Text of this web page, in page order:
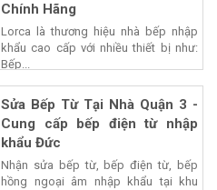
Chính Hãng
Lorca là thương hiệu nhà bếp nhập
khẩu cao cấp với nhiều thiết bị như:
Bếp...
Sửa Bếp Từ Tại Nhà Quận 3 -
Cung cấp bếp điện từ nhập
khẩu Đức
Nhận sửa bếp từ, bếp điện từ, bếp
hồng ngoại âm nhập khẩu tại khu